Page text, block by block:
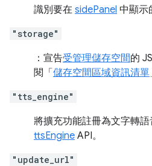
識別要在 sidePanel 中顯示
"storage"
：宣告受管理儲存空間的
閱「 儲存空間區域資訊清單
"tts_engine"
將擴充功能註冊為文字轉
ttsEngine API。
"update_url"